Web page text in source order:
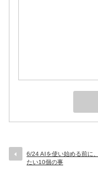
6/24 AIを使い始める前に
たい10個の事